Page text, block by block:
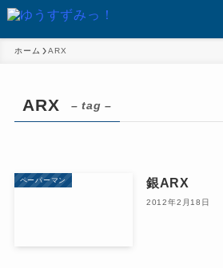
ホーム ARX
ARX – tag –
ペーパーマン 銀ARX
2012年2月18日